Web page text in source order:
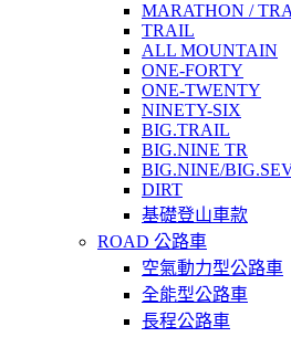
MARATHON /
TRAIL
ALL MOUNTAIN
ONE-FORTY
ONE-TWENTY
NINETY-SIX
BIG.TRAIL
BIG.NINE TR
BIG.NINE/
DIRT
基礎登山車款
ROAD 公路車
空氣動力型公路車
全能型公路車
長程公路車